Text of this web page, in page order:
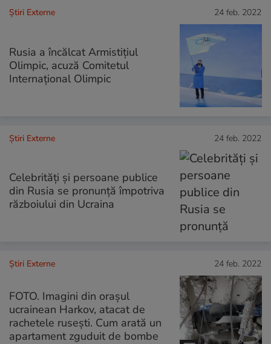
Știri Externe 24 feb. 2022
Rusia a încălcat Armistițiul
Olimpic, acuză Comitetul
Internațional Olimpic
Știri Externe 24 feb. 2022
Celebrități și persoane publice
din Rusia se pronunță împotriva
războiului din Ucraina
Știri Externe 24 feb. 2022
FOTO. Imagini din orașul
ucrainean Harkov, atacat de
rachetele rusești. Cum arată un
apartament zguduit de bombe